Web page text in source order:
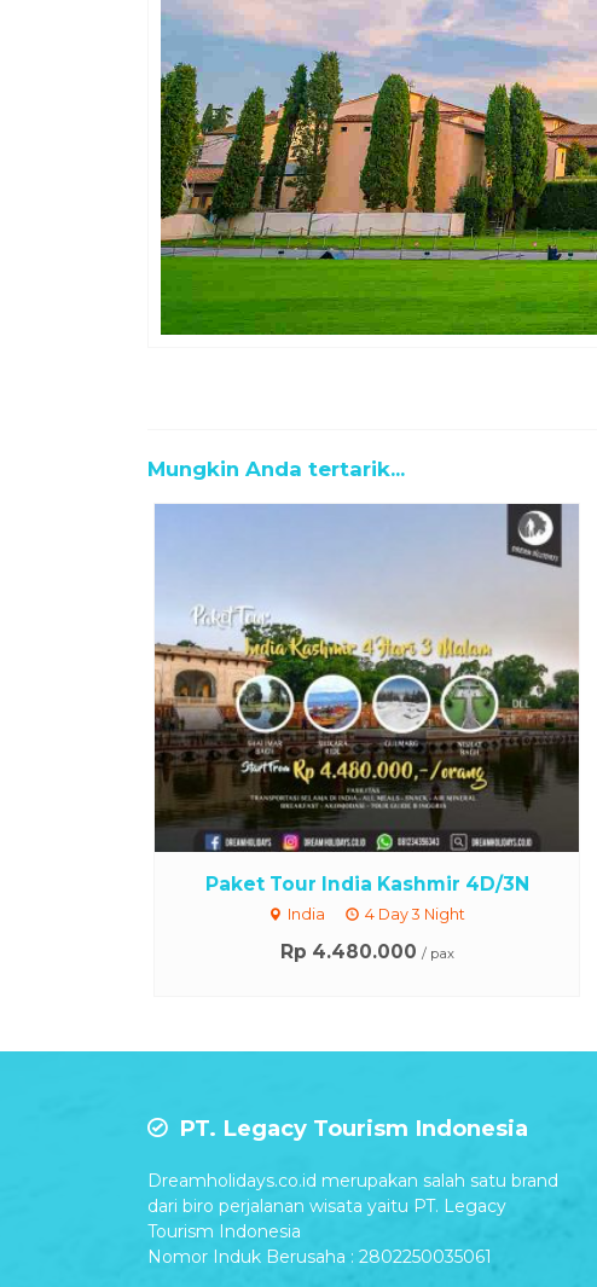
Mungkin Anda tertarik...
Paket Tour India Kashmir 4D/3N
India 4 Day 3 Night
Rp 4.480.000 / pax
PT. Legacy Tourism Indonesia
Dreamholidays.co.id merupakan salah satu brand
dari biro perjalanan wisata yaitu PT. Legacy
Tourism Indonesia
Nomor Induk Berusaha : 2802250035061